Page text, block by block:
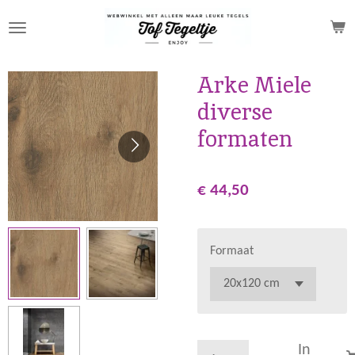
direct
de
hoofdinhoud
Arke Miele
diverse
formaten
€ 44,50
Formaat
In